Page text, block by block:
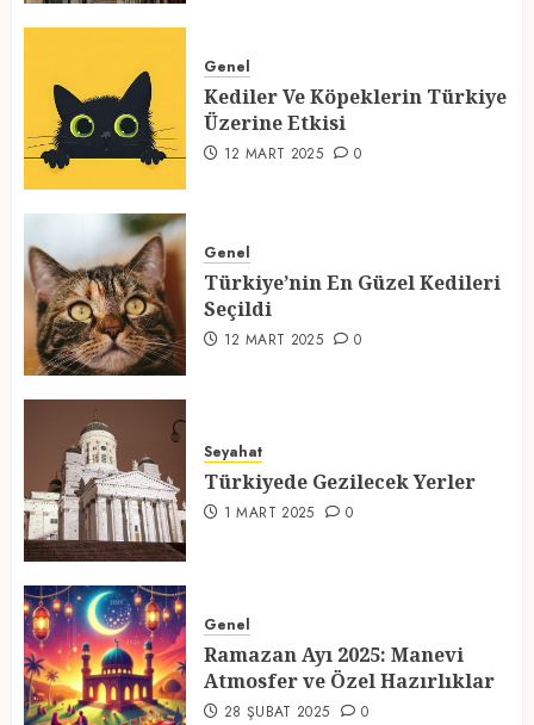
2
Üzerine Etkisi
12 MART 2025 0
3
Seçildi
12 MART 2025 0
4
1 MART 2025
5
Atmosfer ve Özel Hazırlıklar
28 ŞUBAT 2025 0
Genel
Kediler Ve Köpeklerin Türkiye
Üzerine Etkisi
12 MART 2025 0
Genel
Türkiye’nin En Güzel Kedileri
Seçildi
12 MART 2025 0
Seyahat
Türkiyede Gezilecek Yerler
1 MART 2025 0
Genel
Ramazan Ayı 2025: Manevi
Atmosfer ve Özel Hazırlıklar
28 ŞUBAT 2025 0